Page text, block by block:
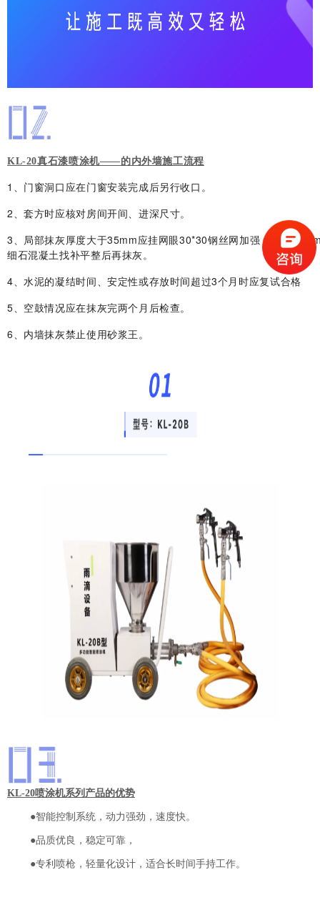
KL-20真石漆喷涂机——的内外墙施工流程
1、门窗洞口应在门窗安装完成后另行收口。
2、套方时应核对房间开间、进深尺寸。
3、局部抹灰厚度大于35mm应挂网眼30*30钢丝网加强，超过
细石混凝土找补平整后再抹灰。
4、水泥的凝结时间、安定性或存放时间超过3个月时应复试合格
5、空鼓情况应在抹灰完两个月后检查。
6、内墙抹灰禁止使用砂浆王。
KL-20喷涂机系列产品的优势
●智能控制系统，动力强劲，速度快。
●品质优良，稳定可靠，
●专利喷枪，轻量化设计，适合长时间手持工作。